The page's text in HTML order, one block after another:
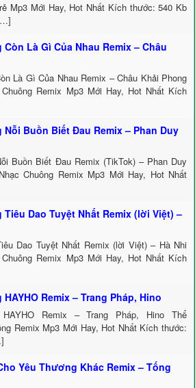
Mp3 Mới Hay, Hot Nhất Kích thước: 540 Kb
Còn Là Gì Của Nhau Remix – Châu
Là Gì Của Nhau Remix – Châu Khải Phong
Remix Mp3 Mới Hay, Hot Nhất Kích
Nỗi Buồn Biết Đau Remix – Phan Duy
Buồn Biết Đau Remix (TikTok) – Phan Duy
Chuông Remix Mp3 Mới Hay, Hot Nhất
Tiêu Dao Tuyệt Nhất Remix (lời Việt) –
Dao Tuyệt Nhất Remix (lời Việt) – Hà Nhi
Remix Mp3 Mới Hay, Hot Nhất Kích
Remix – Trang Pháp, Hino
HAYHO Remix – Trang Pháp, Hino Thể
Remix Mp3 Mới Hay, Hot Nhất Kích thước:
Yêu Thương Khác Remix – Tống